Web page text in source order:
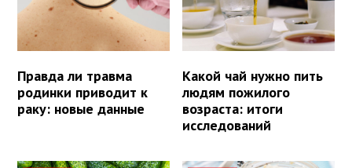
Правда ли травма
родинки приводит к
раку: новые данные
Какой чай нужно пить
людям пожилого
возраста: итоги
исследований